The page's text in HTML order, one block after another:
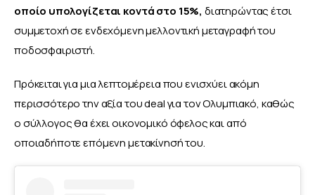
οποίο υπολογίζεται κοντά στο 15%, διατηρώντας έτσι
συμμετοχή σε ενδεχόμενη μελλοντική μεταγραφή του
ποδοσφαιριστή.
Πρόκειται για μια λεπτομέρεια που ενισχύει ακόμη
περισσότερο την αξία του deal για τον Ολυμπιακό, καθώς
ο σύλλογος θα έχει οικονομικό όφελος και από
οποιαδήποτε επόμενη μετακίνησή του.